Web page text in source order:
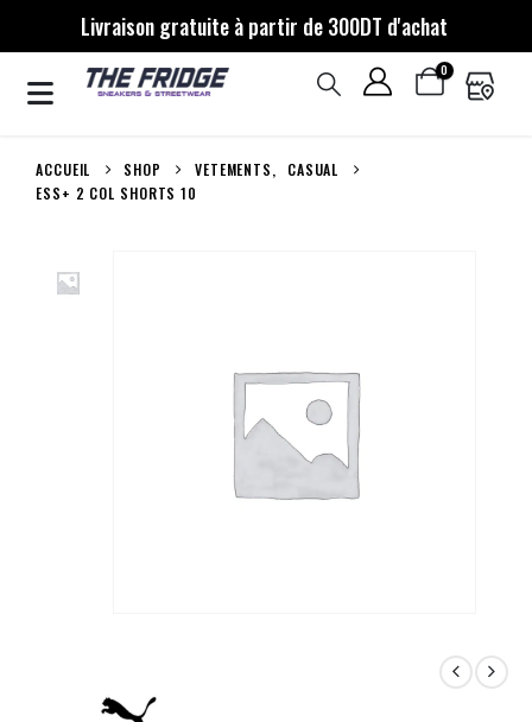
Livraison gratuite à partir de 300DT d'achat
0
ACCUEIL SHOP VETEMENTS,
CASUAL
ESS+ 2 COL SHORTS 10